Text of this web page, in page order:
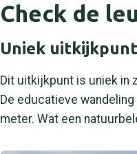
Check de
Uniek uitkijkpunt
Dit uitkijkpunt is uniek in
De educatieve
meter. Wat een